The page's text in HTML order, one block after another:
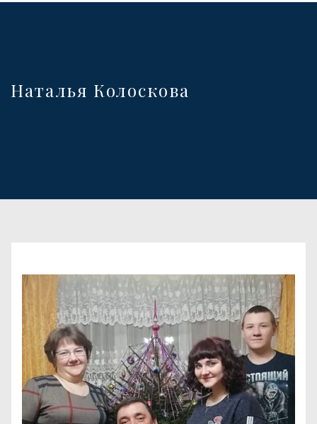
Наталья Колоскова